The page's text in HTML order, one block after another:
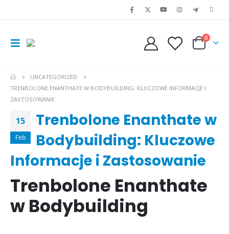
0
UNCATEGORIZED
TRENBOLONE ENANTHATE W BODYBUILDING: KLUCZOWE INFORMACJE I
ZASTOSOWANIE
15
Feb
Trenbolone Enanthate w
Bodybuilding: Kluczowe
Informacje i Zastosowanie
Trenbolone Enanthate
w Bodybuilding